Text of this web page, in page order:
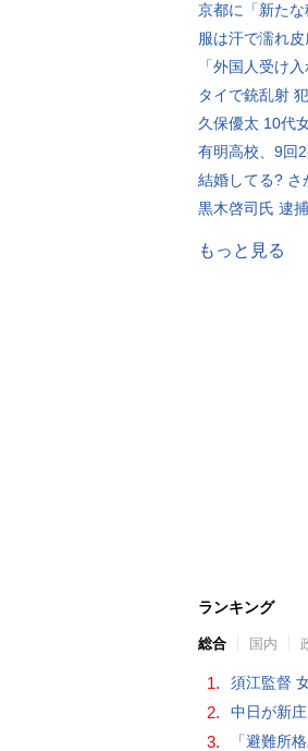
京都に「新た
服は汗で濡れ
「外国人受け
タイで銃乱射
久保優太 10代
有明高校、9回
結婚してる? さ
黒木啓司氏 逮
もっと見る
ランキング
総合 国内
1. 須江監督
2. 中日が新
3. 「避難所